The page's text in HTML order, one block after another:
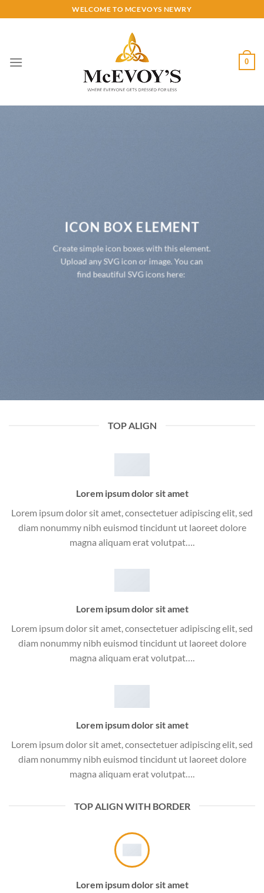
to
WELCOME TO MCEVOYS NEWRY
0
ICON BOX ELEMENT
Create simple icon boxes with this element.
Upload any SVG icon or image. You can
find beautiful SVG icons here:
TOP ALIGN
Lorem ipsum dolor sit amet
Lorem ipsum dolor sit amet, consectetuer adipiscing elit, sed
diam nonummy nibh euismod tincidunt ut laoreet dolore
magna aliquam erat volutpat….
Lorem ipsum dolor sit amet
Lorem ipsum dolor sit amet, consectetuer adipiscing elit, sed
diam nonummy nibh euismod tincidunt ut laoreet dolore
magna aliquam erat volutpat….
Lorem ipsum dolor sit amet
Lorem ipsum dolor sit amet, consectetuer adipiscing elit, sed
diam nonummy nibh euismod tincidunt ut laoreet dolore
magna aliquam erat volutpat….
TOP ALIGN WITH BORDER
Lorem ipsum dolor sit amet